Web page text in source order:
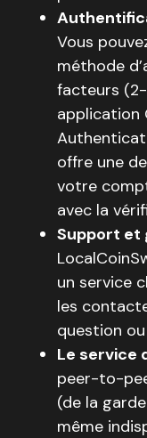
Vous
méthode
facteurs (2-
application
offre une
votre
avec la
Support et
un service
les
question
Le service
peer-to-
(de la
même